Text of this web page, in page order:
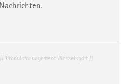
Produktmanagement Wassersport